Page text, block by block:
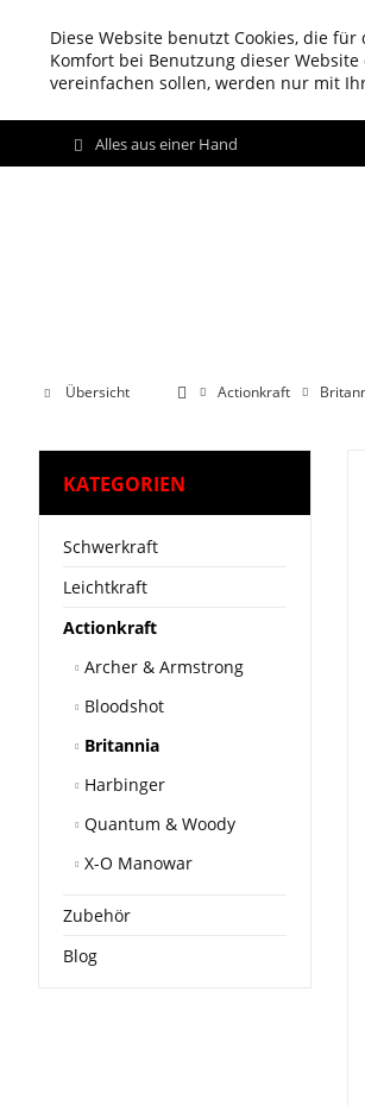
Diese Website benutzt Cookies, die
Komfort bei Benutzung dieser
vereinfachen sollen, werden nur mit
Alles aus einer Hand
Übersicht Actionkraft
KATEGORIEN
Schwerkraft
Leichtkraft
Actionkraft
Archer & Armstrong
Bloodshot
Britannia
Harbinger
Quantum & Woody
X-O Manowar
Zubehör
Blog